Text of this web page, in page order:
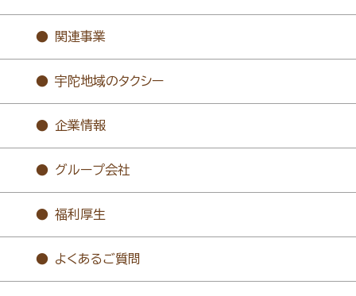
関連事業
宇陀地域のタクシー
企業情報
グループ会社
福利厚生
よくあるご質問